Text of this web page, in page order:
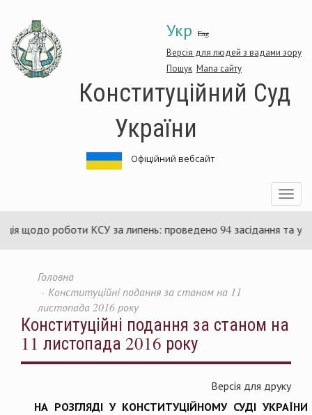
основного
матеріалу
Укр Eng
Версія для людей з вадами зору
Пошук Мапа сайту
Конституційний Суд
України
Офіційний вебсайт
Toggle
роботи КСУ за липень: проведено 94 засідання та ухвалено
Головна
Конституційні подання за станом на 11
листопада 2016 року
Конституційні подання за станом на
11 листопада 2016 року
Версія для друку
НА РОЗГЛЯДІ У КОНСТИТУЦІЙНОМУ СУДІ УКРАЇНИ